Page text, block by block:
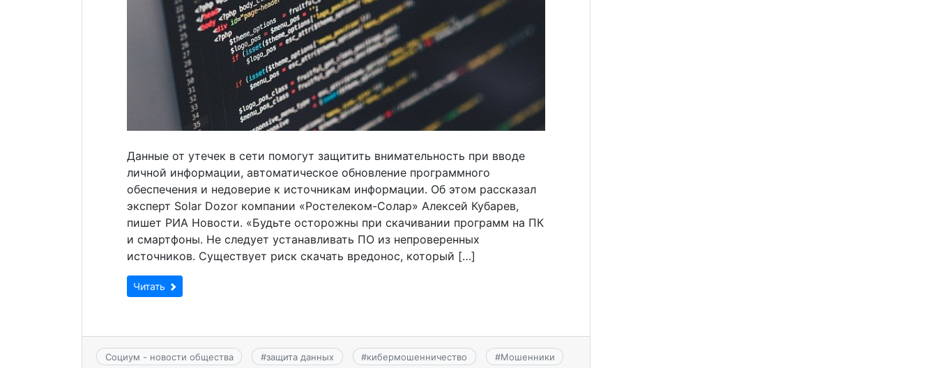
Данные от утечек в сети помогут защитить внимательность при вводе
личной информации, автоматическое обновление программного
обеспечения и недоверие к источникам информации. Об этом рассказал
эксперт Solar Dozor компании «Ростелеком-Солар» Алексей Кубарев,
пишет РИА Новости. «Будьте осторожны при скачивании программ на ПК
и смартфоны. Не следует устанавливать ПО из непроверенных
источников. Существует риск скачать вредонос, который […]
Читать
Социум - новости общества #защита данных #кибермошенничество #Мошенники